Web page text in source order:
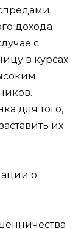
дохода
с
в курсах
для того,
их
о